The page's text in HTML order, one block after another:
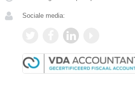
Sociale media: